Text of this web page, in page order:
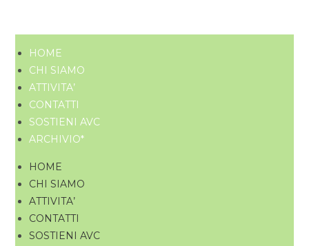
HOME
CHI SIAMO
ATTIVITA’
CONTATTI
SOSTIENI AVC
ARCHIVIO*
HOME
CHI SIAMO
ATTIVITA’
CONTATTI
SOSTIENI AVC